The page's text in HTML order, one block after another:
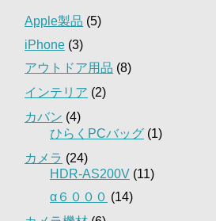
Apple製品 (5)
iPhone (3)
アウトドア用品 (8)
インテリア (2)
カバン (4)
ひらくPCバッグ (1)
カメラ (24)
HDR-AS200V (11)
α６０００ (14)